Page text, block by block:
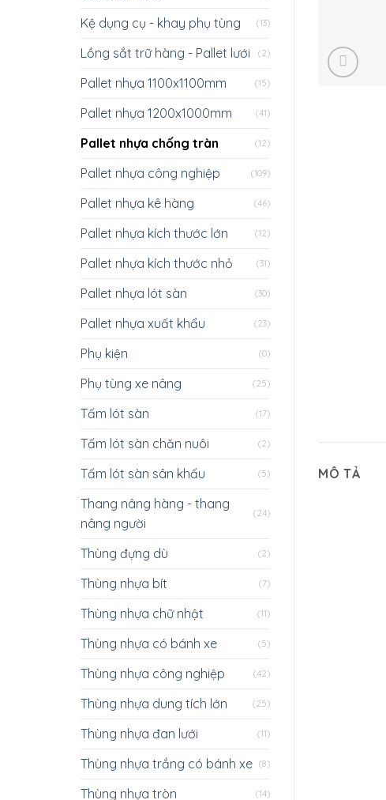
Kệ dụng cụ - khay phụ tùng (13)
Lồng sắt trữ hàng - Pallet lưới (2)
Pallet nhựa 1100x1100mm (15)
Pallet nhựa 1200x1000mm (41)
Pallet nhựa chống tràn (12)
Pallet nhựa công nghiệp (109)
Pallet nhựa kê hàng (46)
Pallet nhựa kích thước lớn (12)
Pallet nhựa kích thước nhỏ (31)
Pallet nhựa lót sàn (30)
Pallet nhựa xuất khẩu (23)
Phụ kiện (0)
Phụ tùng xe nâng (25)
Tấm lót sàn (17)
Tấm lót sàn chăn nuôi (2)
Tấm lót sàn sân khấu (5)
Thang nâng hàng - thang
nâng người
(24)
Thùng đựng dù (2)
Thùng nhựa bít (7)
Thùng nhựa chữ nhật (11)
Thùng nhựa có bánh xe (5)
Thùng nhựa công nghiệp (42)
Thùng nhựa dung tích lớn (25)
Thùng nhựa đan lưới (11)
Thùng nhựa trắng có bánh xe (8)
Thùng nhựa tròn (14)
MÔ TẢ